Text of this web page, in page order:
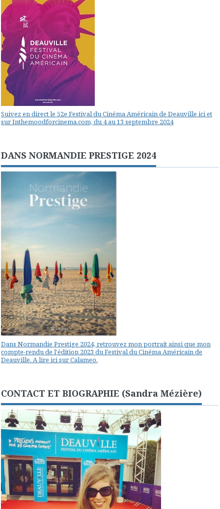
Suivez en direct le 52e Festival du Cinéma Américain de Deauville ici et
sur Inthemoodforcinema.com, du 4 au 13 septembre 2024
DANS NORMANDIE PRESTIGE 2024
Dans Normandie Prestige 2024, retrouvez mon portrait ainsi que mon
compte-rendu de l'édition 2023 du Festival du Cinéma Américain de
Deauville. A lire ici sur Calameo.
CONTACT ET BIOGRAPHIE (Sandra Mézière)